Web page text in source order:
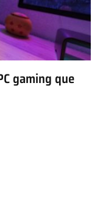
gaming que